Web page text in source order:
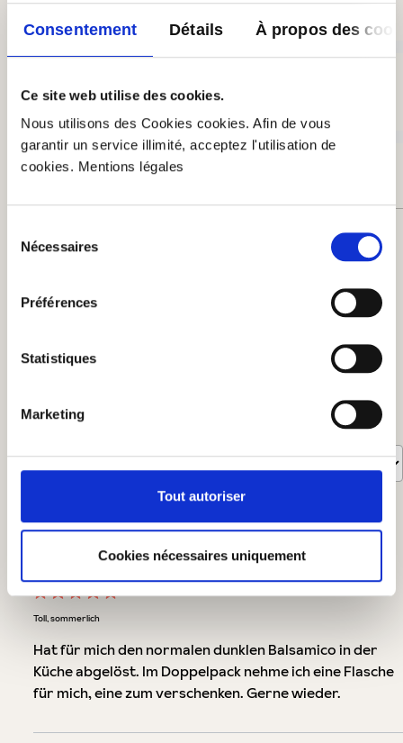
Consentement Détails À propos des
Ce site web utilise des cookies.
Nous utilisons des Cookies cookies. Afin de vous
garantir un service illimité, acceptez l'utilisation de
cookies. Mentions légales
Nécessaires
Préférences
Statistiques
Marketing
Tout autoriser
Cookies nécessaires uniquement
Acceptable (0)
Insatisfaisant (0)
0%
Partagez avec d'autres clients votre avis sur le
évaluations
Évaluation avec une note de 5 sur 5 étoiles
Toll, sommerlich
Hat für mich den normalen dunklen Balsamico in der
Küche abgelöst. Im Doppelpack nehme ich eine Flasche
für mich, eine zum verschenken. Gerne wieder.